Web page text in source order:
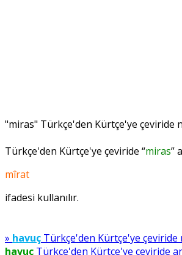
"miras" Türkçe'den Kürtçe'ye çeviride
Türkçe'den Kürtçe'ye çeviride “miras”
mîrat
ifadesi kullanılır.
» havuç Türkçe'den Kürtçe'ye çeviride
havuç Türkçe'den Kürtçe'ye çeviride